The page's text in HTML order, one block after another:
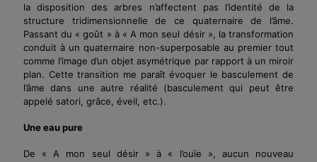
la disposition des arbres n’affectent pas l’identité de la
structure tridimensionnelle de ce quaternaire de l’âme.
Passant du « goût » à « A mon seul désir », la transformation
conduit à un quaternaire non-superposable au premier tout
comme l’image d’un objet asymétrique par rapport à un miroir
plan. Cette transition me paraît évoquer le basculement de
l’âme dans une autre réalité (basculement qui peut être
appelé satori, grâce, éveil, etc.).
Une eau pure
De « A mon seul désir » à « l’ouïe », aucun nouveau